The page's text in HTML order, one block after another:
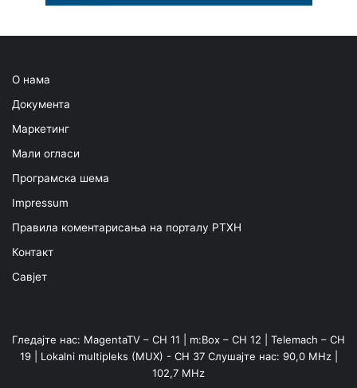
О нама
Документа
Маркетинг
Мали огласи
Програмска шема
Impressum
Правила коментарисања на порталу РТХН
Контакт
Савјет
Гледајте нас: MagentaTV – CH 11 | m:Box – CH 12 | Telemach – CH
19 | Lokalni multipleks (MUX) - CH 37 Слушајте нас: 90,0 MHz |
102,7 MHz